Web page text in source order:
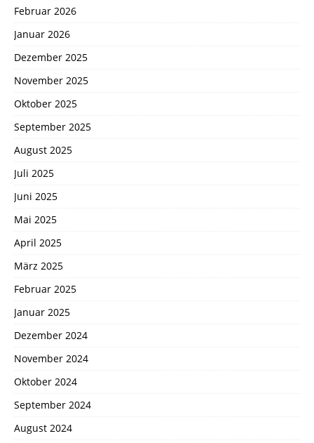
Februar 2026
Januar 2026
Dezember 2025
November 2025
Oktober 2025
September 2025
August 2025
Juli 2025
Juni 2025
Mai 2025
April 2025
März 2025
Februar 2025
Januar 2025
Dezember 2024
November 2024
Oktober 2024
September 2024
August 2024